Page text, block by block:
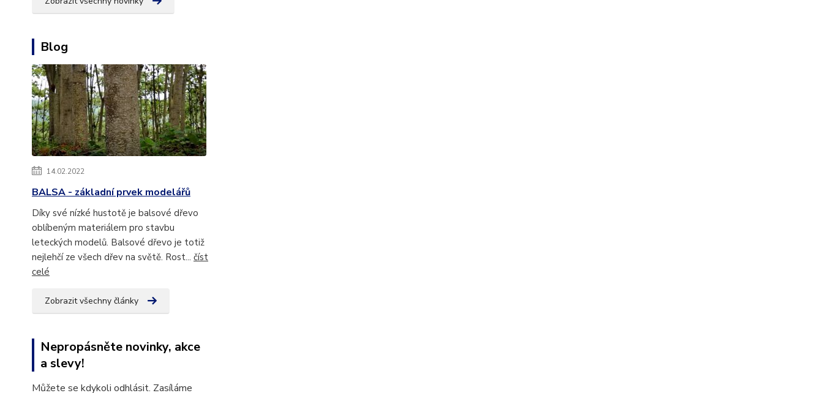
Blog
14.02.2022
BALSA - základní prvek modelářů
Díky své nízké hustotě je balsové dřevo
oblíbeným materiálem pro stavbu
leteckých modelů. Balsové dřevo je totiž
nejlehčí ze všech dřev na světě. Rost... číst
celé
Zobrazit všechny články
Nepropásněte novinky, akce
a slevy!
Můžete se kdykoli odhlásit. Zasíláme